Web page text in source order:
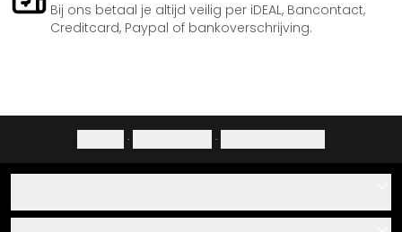
Bij ons betaal je altijd veilig per iDEAL, Bancontact,
Creditcard, Paypal of bankoverschrijving.
· ·